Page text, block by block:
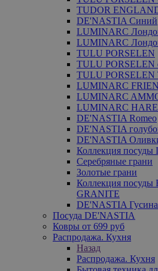
TUDOR
DE'NASTIA Синий
LUMINARC
LUMINARC
TULU PORSELEN
TULU PORSELEN
TULU PORSELEN
LUMINARC
LUMINARC
LUMINARC
DE'NASTIA Romeo
DE'NASTIA
DE'NASTIA
Коллекция
Серебряные грани
Золотые грани
Коллекция
GRANITE
DE'NASTIA
Посуда DE'NASTIA
Ковры от 699 руб
Распродажа. Кухня
Назад
Распродажа. Кухня